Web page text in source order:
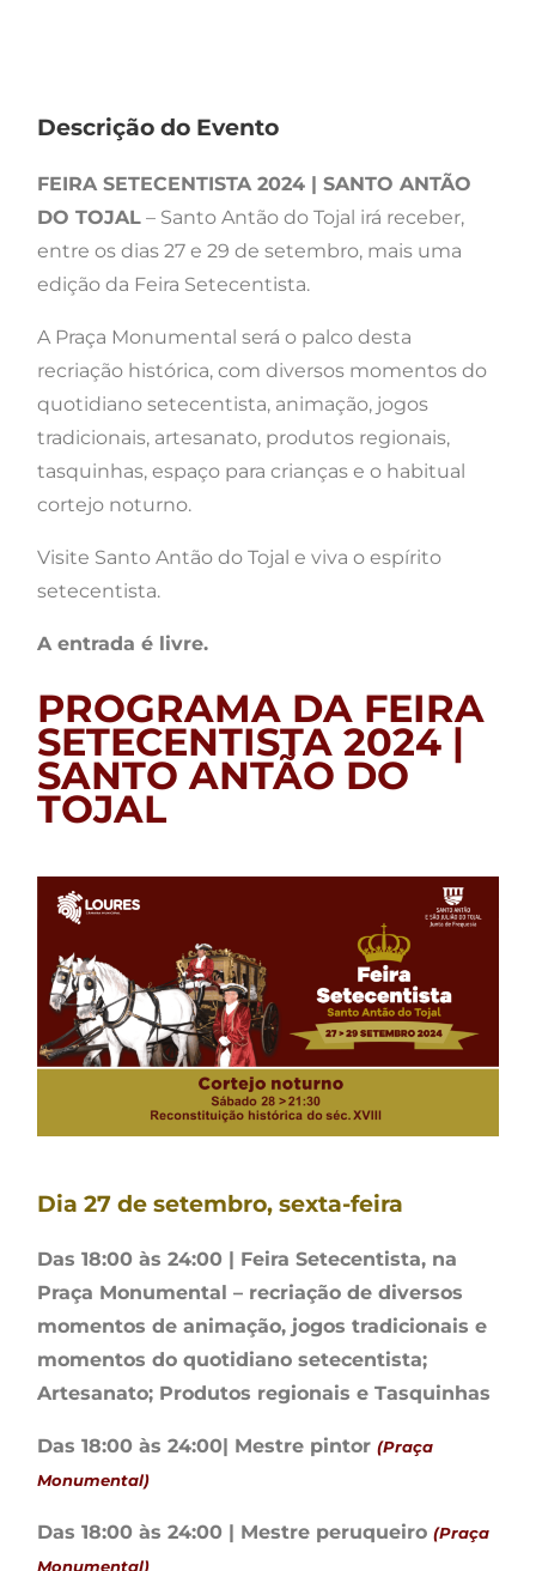
Descrição do Evento
FEIRA SETECENTISTA 2024 | SANTO ANTÃO
DO TOJAL – Santo Antão do Tojal irá receber,
entre os dias 27 e 29 de setembro, mais uma
edição da Feira Setecentista.
A Praça Monumental será o palco desta
recriação histórica, com diversos momentos do
quotidiano setecentista, animação, jogos
tradicionais, artesanato, produtos regionais,
tasquinhas, espaço para crianças e o habitual
cortejo noturno.
Visite Santo Antão do Tojal e viva o espírito
setecentista.
A entrada é livre.
PROGRAMA DA FEIRA
SETECENTISTA 2024 |
SANTO ANTÃO DO
TOJAL
Dia 27 de setembro, sexta-feira
Das 18:00 às 24:00 | Feira Setecentista, na
Praça Monumental – recriação de diversos
momentos de animação, jogos tradicionais e
momentos do quotidiano setecentista;
Artesanato; Produtos regionais e Tasquinhas
Das 18:00 às 24:00| Mestre pintor (Praça
Monumental)
Das 18:00 às 24:00 | Mestre peruqueiro (Praça
Monumental)